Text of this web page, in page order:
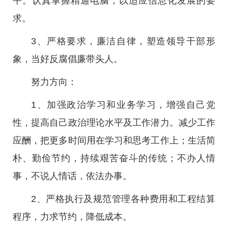
求。
3、严格要求，廉洁自律，塑造领导干部形
象，当好反腐倡廉带头人。
努力方向：
1、加强政治学习和业务学习，增强自己党
性，提高自己政治理论水平及工作潜力。减少工作
应酬，把更多时间用在学习和思考工作上；生活简
朴、勤俭节约，持续艰苦奋斗的传统；不办人情
事，不说人情话，依法办事。
2、严格执行及规范管理各种费用和工程结算
程序，力求节约，降低成本。